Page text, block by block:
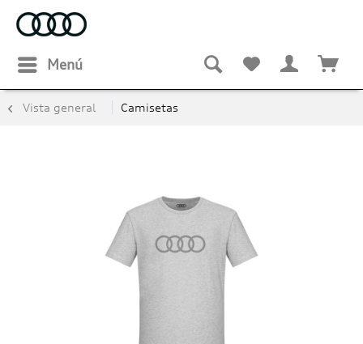
Menú
Vista general Camisetas